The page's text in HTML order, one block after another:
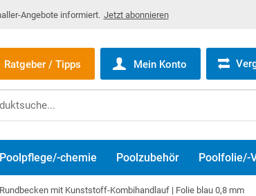
Angebote informiert. Jetzt abonnieren
Ratgeber / Tipps Mein Konto
Poolpflege/-chemie Poolzubehör Poolfolie/-
mit Kunststoff-Kombihandlauf | Folie blau 0,8 mm